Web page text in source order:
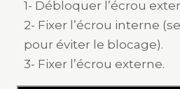
1- Débloquer l’écrou
2- Fixer l’écrou interne
pour éviter le blocage).
3- Fixer l’écrou externe.